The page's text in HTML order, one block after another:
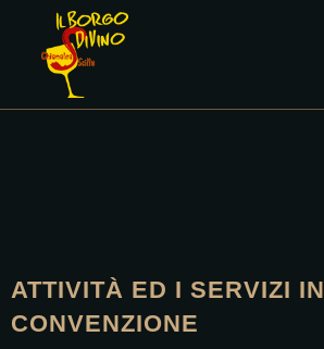
ATTIVITÀ ED I SERVIZI IN
CONVENZIONE